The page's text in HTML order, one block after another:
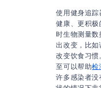
使用健身追踪
健康、更积
时生物测量
出改变，比
改变饮食习
至可以帮助检
许多感染者没